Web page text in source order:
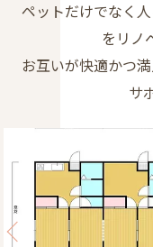
ペットだけでなく
をリノ
お互いが快適かつ
サ